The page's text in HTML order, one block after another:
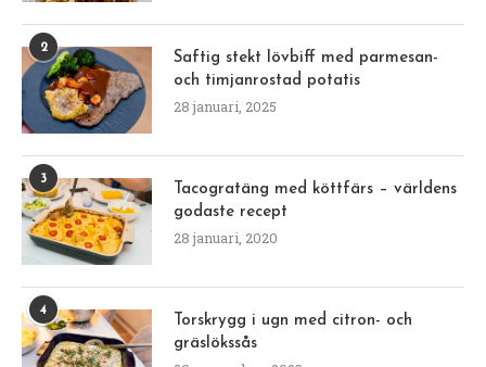
2
Saftig stekt lövbiff med parmesan-
och timjanrostad potatis
28 januari, 2025
3
Tacogratäng med köttfärs – världens
godaste recept
28 januari, 2020
4
Torskrygg i ugn med citron- och
gräslökssås